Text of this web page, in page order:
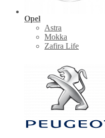
Opel
Astra
Mokka
Zafira Life